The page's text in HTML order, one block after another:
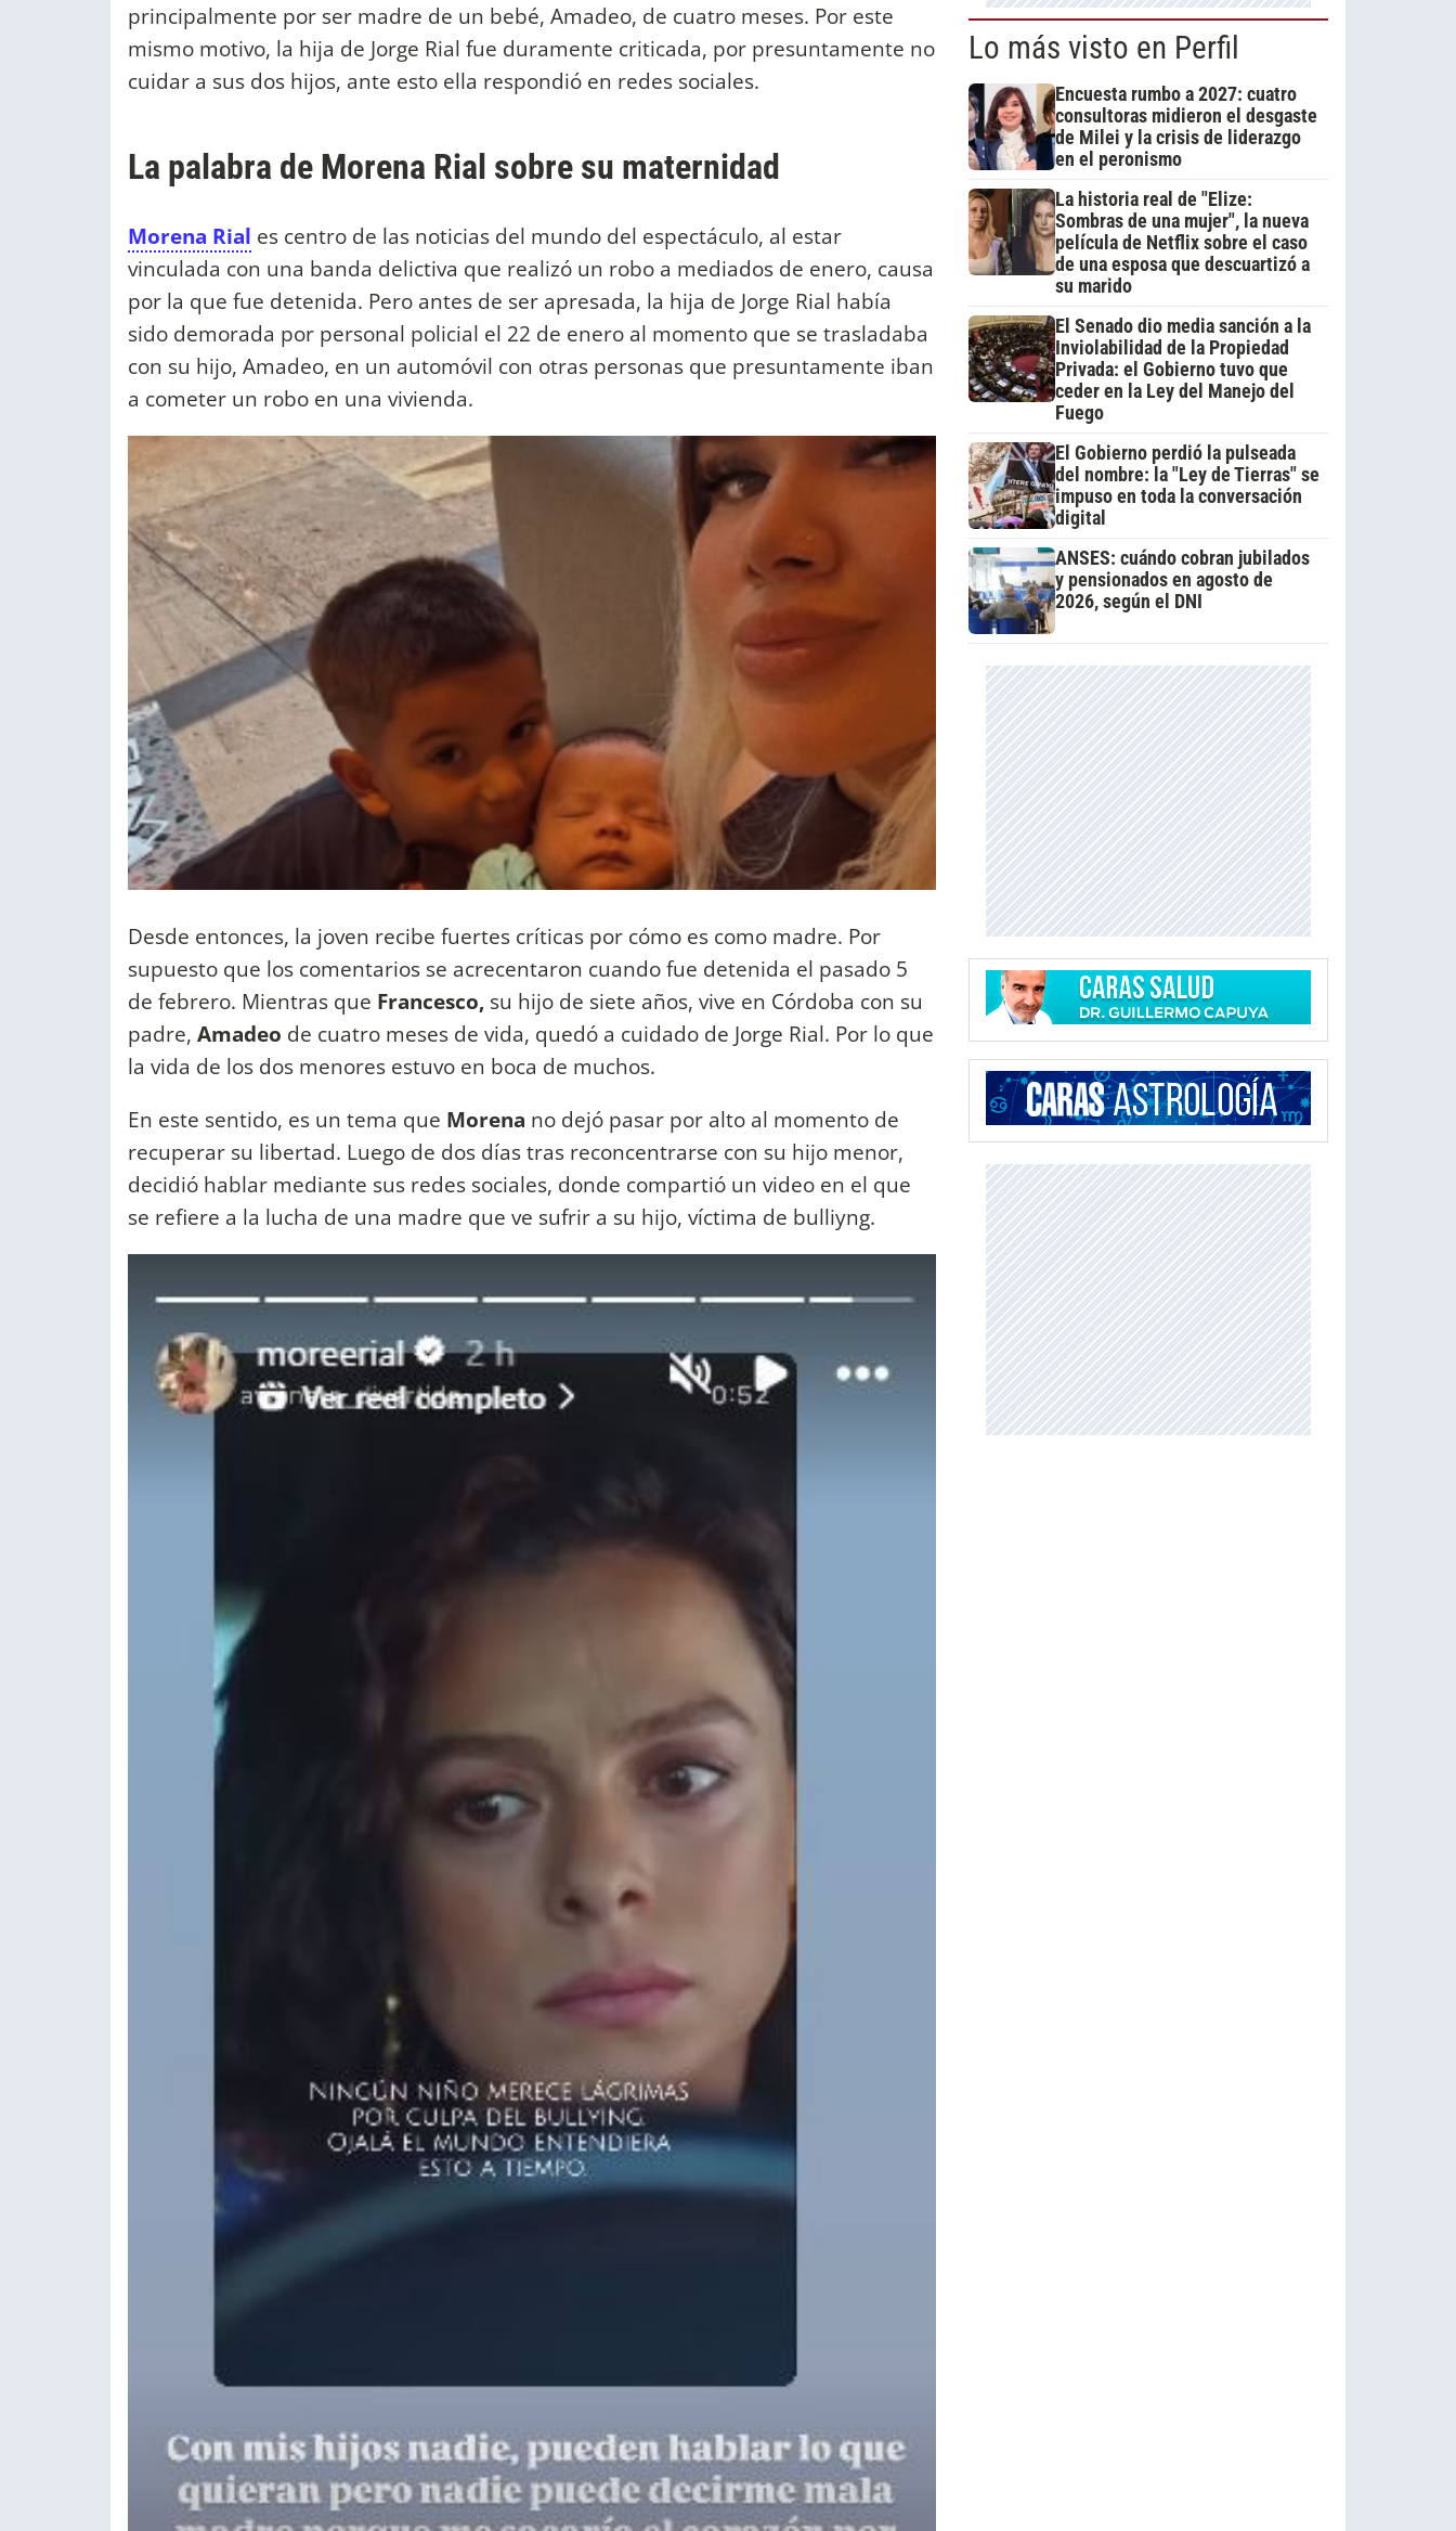
principalmente por ser madre de un bebé, Amadeo, de cuatro meses. Por este
mismo motivo, la hija de Jorge Rial fue duramente criticada, por presuntamente no
cuidar a sus dos hijos, ante esto ella respondió en redes sociales.
La palabra de Morena Rial sobre su maternidad
Morena Rial es centro de las noticias del mundo del espectáculo, al estar
vinculada con una banda delictiva que realizó un robo a mediados de enero, causa
por la que fue detenida. Pero antes de ser apresada, la hija de Jorge Rial había
sido demorada por personal policial el 22 de enero al momento que se trasladaba
con su hijo, Amadeo, en un automóvil con otras personas que presuntamente iban
a cometer un robo en una vivienda.
Desde entonces, la joven recibe fuertes críticas por cómo es como madre. Por
supuesto que los comentarios se acrecentaron cuando fue detenida el pasado 5
de febrero. Mientras que Francesco, su hijo de siete años, vive en Córdoba con su
padre, Amadeo de cuatro meses de vida, quedó a cuidado de Jorge Rial. Por lo que
la vida de los dos menores estuvo en boca de muchos.
En este sentido, es un tema que Morena no dejó pasar por alto al momento de
recuperar su libertad. Luego de dos días tras reconcentrarse con su hijo menor,
decidió hablar mediante sus redes sociales, donde compartió un video en el que
se refiere a la lucha de una madre que ve sufrir a su hijo, víctima de bulliyng.
Lo más visto en Perfil
Encuesta rumbo a 2027: cuatro
consultoras midieron el desgaste
de Milei y la crisis de liderazgo
en el peronismo
La historia real de "Elize:
Sombras de una mujer", la nueva
película de Netflix sobre el caso
de una esposa que descuartizó a
su marido
El Senado dio media sanción a la
Inviolabilidad de la Propiedad
Privada: el Gobierno tuvo que
ceder en la Ley del Manejo del
Fuego
El Gobierno perdió la pulseada
del nombre: la "Ley de Tierras" se
impuso en toda la conversación
digital
ANSES: cuándo cobran jubilados
y pensionados en agosto de
2026, según el DNI